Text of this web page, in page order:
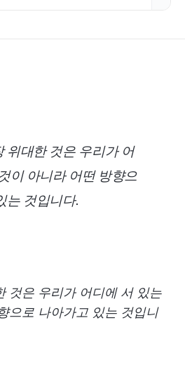
위대한 것은 우리가 어
이 아니라 어떤 방향으
는 것입니다.
것은 우리가 어디에 서 있는
으로 나아가고 있는 것입니